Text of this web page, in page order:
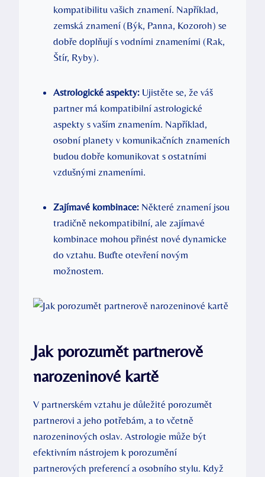
kompatibilitu vašich znamení. Například,
zemská znamení (Býk, Panna, Kozoroh) se
dobře doplňují s vodními znameními (Rak,
Štír, Ryby).
Astrologické aspekty: Ujistěte se, že váš
partner má kompatibilní astrologické
aspekty s vaším znamením. Například,
osobní planety v komunikačních znameních
budou dobře komunikovat s ostatními
vzdušnými znameními.
Zajímavé kombinace: Některé znamení jsou
tradičně nekompatibilní, ale zajímavé
kombinace mohou přinést nové dynamicke
do vztahu. Buďte otevření novým
možnostem.
Jak porozumět partnerově
narozeninové kartě
V partnerském vztahu je důležité porozumět
partnerovi a jeho potřebám, a to včetně
narozeninových oslav. Astrologie může být
efektivním nástrojem k porozumění
partnerových preferencí a osobního stylu. Když